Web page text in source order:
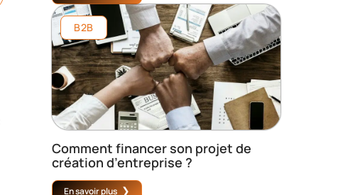
B2B
Comment financer son projet de
création d’entreprise ?
En savoir plus